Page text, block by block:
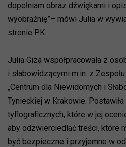
dopełniam obraz dźwiękami i
wyobraźnię”– mówi Julia w
stronie PK.
Julia Giza współpracowała z
i słabowidzącymi m.in. z
„Centrum dla Niewidomych i
Tynieckiej w Krakowie.
tyflograficznych, które w jej
aby odzwierciedlać treści, które
być bezpieczne i przyjemne w